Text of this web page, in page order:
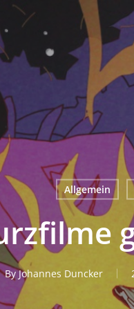
Allgemein
By Johannes Duncker